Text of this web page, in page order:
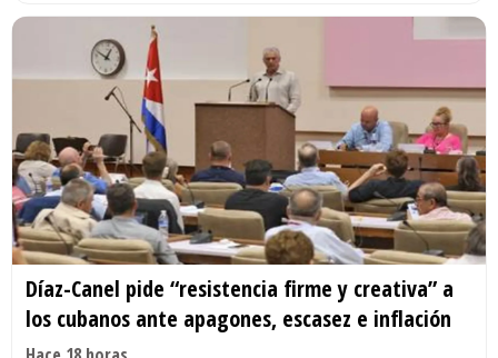
Díaz-Canel pide “resistencia firme y creativa” a
los cubanos ante apagones, escasez e inflación